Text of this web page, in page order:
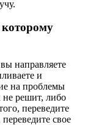
которому
направляете
и
на проблемы
решит, либо
переведите
свое